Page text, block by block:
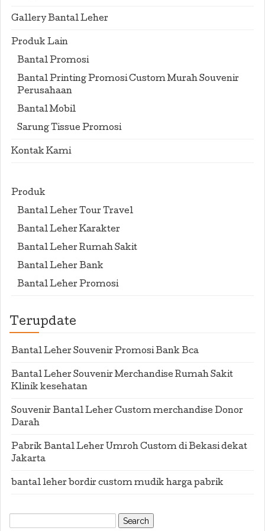
Gallery Bantal Leher
Produk Lain
Bantal Promosi
Bantal Printing Promosi Custom Murah Souvenir
Perusahaan
Bantal Mobil
Sarung Tissue Promosi
Kontak Kami
Produk
Bantal Leher Tour Travel
Bantal Leher Karakter
Bantal Leher Rumah Sakit
Bantal Leher Bank
Bantal Leher Promosi
Terupdate
Bantal Leher Souvenir Promosi Bank Bca
Bantal Leher Souvenir Merchandise Rumah Sakit
Klinik kesehatan
Souvenir Bantal Leher Custom merchandise Donor
Darah
Pabrik Bantal Leher Umroh Custom di Bekasi dekat
Jakarta
bantal leher bordir custom mudik harga pabrik
Search